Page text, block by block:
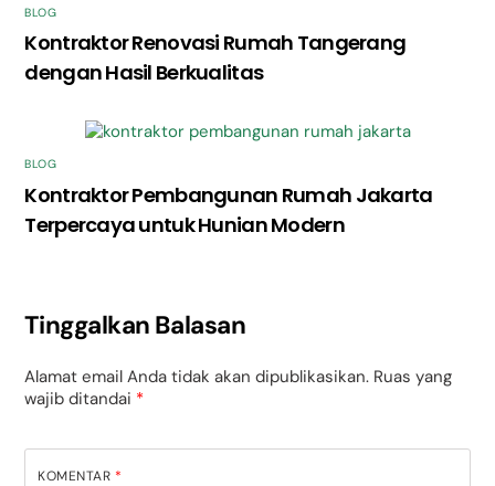
BLOG
Kontraktor Renovasi Rumah Tangerang
dengan Hasil Berkualitas
BLOG
Kontraktor Pembangunan Rumah Jakarta
Terpercaya untuk Hunian Modern
Tinggalkan Balasan
Alamat email Anda tidak akan dipublikasikan. Ruas yang
wajib ditandai *
KOMENTAR *